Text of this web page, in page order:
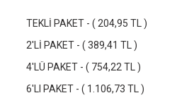
TEKLİ PAKET - ( 204,95 TL )
2'Lİ PAKET - ( 389,41 TL )
4'LÜ PAKET - ( 754,22 TL )
6'LI PAKET - ( 1.106,73 TL )